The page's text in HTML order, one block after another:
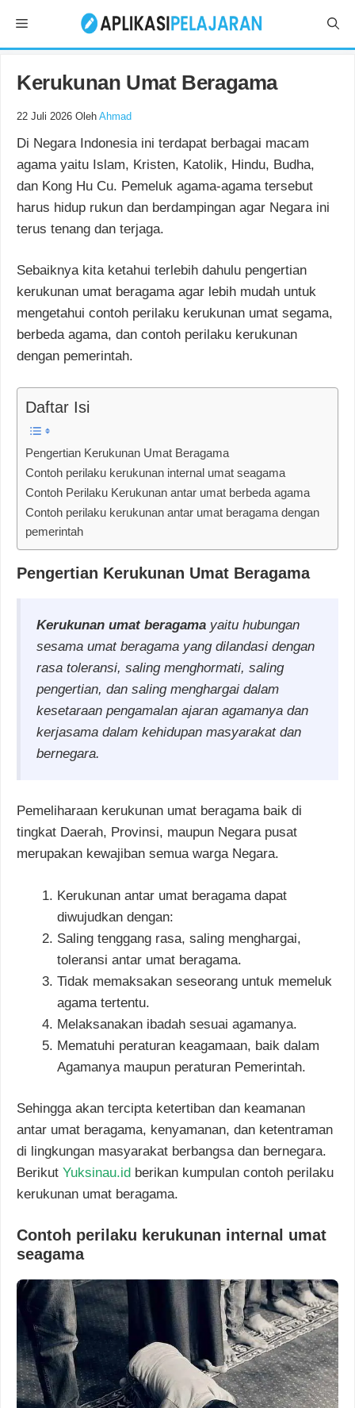
isi
Menu
Kerukunan Umat Beragama
22 Juli 2026 Oleh Ahmad
Di Negara Indonesia ini terdapat berbagai macam
agama yaitu Islam, Kristen, Katolik, Hindu, Budha,
dan Kong Hu Cu. Pemeluk agama-agama tersebut
harus hidup rukun dan berdampingan agar Negara ini
terus tenang dan terjaga.
Sebaiknya kita ketahui terlebih dahulu pengertian
kerukunan umat beragama agar lebih mudah untuk
mengetahui contoh perilaku kerukunan umat segama,
berbeda agama, dan contoh perilaku kerukunan
dengan pemerintah.
Daftar Isi
Pengertian Kerukunan Umat Beragama
Contoh perilaku kerukunan internal umat seagama
Contoh Perilaku Kerukunan antar umat berbeda agama
Contoh perilaku kerukunan antar umat beragama dengan
pemerintah
Pengertian Kerukunan Umat Beragama
Kerukunan umat beragama yaitu hubungan
sesama umat beragama yang dilandasi dengan
rasa toleransi, saling menghormati, saling
pengertian, dan saling menghargai dalam
kesetaraan pengamalan ajaran agamanya dan
kerjasama dalam kehidupan masyarakat dan
bernegara.
Pemeliharaan kerukunan umat beragama baik di
tingkat Daerah, Provinsi, maupun Negara pusat
merupakan kewajiban semua warga Negara.
Kerukunan antar umat beragama dapat
diwujudkan dengan:
Saling tenggang rasa, saling menghargai,
toleransi antar umat beragama.
Tidak memaksakan seseorang untuk memeluk
agama tertentu.
Melaksanakan ibadah sesuai agamanya.
Mematuhi peraturan keagamaan, baik dalam
Agamanya maupun peraturan Pemerintah.
Sehingga akan tercipta ketertiban dan keamanan
antar umat beragama, kenyamanan, dan ketentraman
di lingkungan masyarakat berbangsa dan bernegara.
Berikut Yuksinau.id berikan kumpulan contoh perilaku
kerukunan umat beragama.
Contoh perilaku kerukunan internal umat
seagama